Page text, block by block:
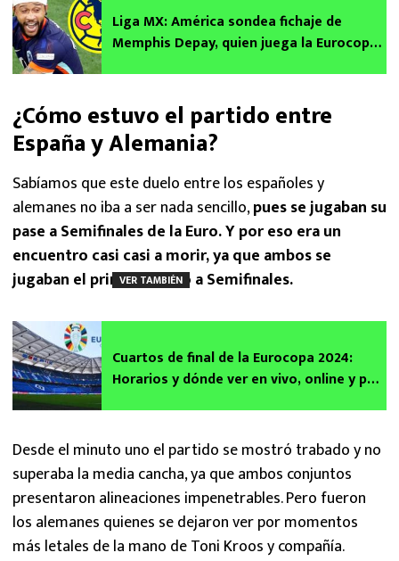
Liga MX: América sondea fichaje de
Memphis Depay, quien juega la Eurocopa
¿Cómo estuvo el partido entre
España y Alemania?
Sabíamos que este duelo entre los españoles y
alemanes no iba a ser nada sencillo,pues se jugaban su
pase a Semifinales de la Euro. Y por eso era un
encuentro casi casi a morir, ya que ambos se
jugaban el primer boleto a Semifinales.
VER TAMBIÉN
Cuartos de final de la Eurocopa 2024:
Horarios y dónde ver en vivo, online y por
Desde el minuto uno el partido se mostró trabado y no
superaba la media cancha, ya que ambos conjuntos
presentaron alineaciones impenetrables. Pero fueron
los alemanes quienes se dejaron ver por momentos
más letales de la mano de Toni Kroos y compañía.